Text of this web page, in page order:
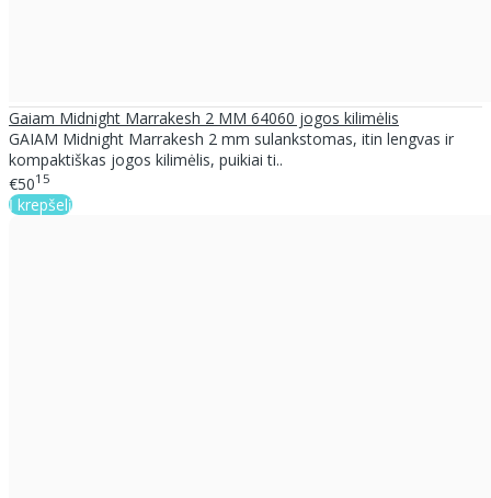
Gaiam Midnight Marrakesh 2 MM 64060 jogos kilimėlis
GAIAM Midnight Marrakesh 2 mm sulankstomas, itin lengvas ir
kompaktiškas jogos kilimėlis, puikiai ti..
€5015
Į krepšelį